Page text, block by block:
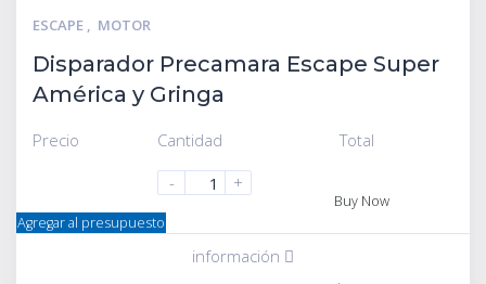
ESCAPE , MOTOR
Disparador Precamara Escape Super
América y Gringa
Precio
Cantidad
-
+
Total
Buy Now
Agregar al presupuesto
información